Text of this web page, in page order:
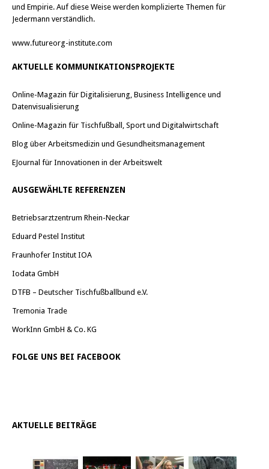
und Empirie. Auf diese Weise werden komplizierte Themen für
Jedermann verständlich.
www.futureorg-institute.com
AKTUELLE KOMMUNIKATIONSPROJEKTE
Online-Magazin für Digitalisierung, Business Intelligence und
Datenvisualisierung
Online-Magazin für Tischfußball, Sport und Digitalwirtschaft
Blog über Arbeitsmedizin und Gesundheitsmanagement
EJournal für Innovationen in der Arbeitswelt
AUSGEWÄHLTE REFERENZEN
Betriebsarztzentrum Rhein-Neckar
Eduard Pestel Institut
Fraunhofer Institut IOA
Iodata GmbH
DTFB – Deutscher Tischfußballbund e.V.
Tremonia Trade
WorkInn GmbH & Co. KG
FOLGE UNS BEI FACEBOOK
AKTUELLE BEITRÄGE